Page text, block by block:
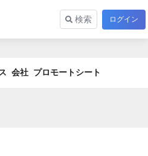
検索 ログイン
会社 プロモートシート